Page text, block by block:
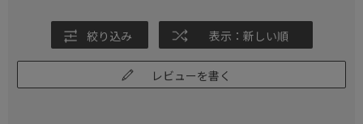
絞り込み 表示：新しい順
レビューを書く